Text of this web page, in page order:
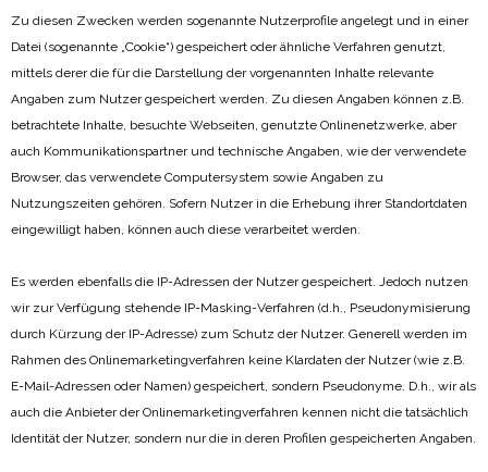
Zu diesen Zwecken werden sogenannte Nutzerprofile angelegt und in einer
Datei (sogenannte „Cookie“) gespeichert oder ähnliche Verfahren genutzt,
mittels derer die für die Darstellung der vorgenannten Inhalte relevante
Angaben zum Nutzer gespeichert werden. Zu diesen Angaben können z.B.
betrachtete Inhalte, besuchte Webseiten, genutzte Onlinenetzwerke, aber
auch Kommunikationspartner und technische Angaben, wie der verwendete
Browser, das verwendete Computersystem sowie Angaben zu
Nutzungszeiten gehören. Sofern Nutzer in die Erhebung ihrer Standortdaten
eingewilligt haben, können auch diese verarbeitet werden.
Es werden ebenfalls die IP-Adressen der Nutzer gespeichert. Jedoch nutzen
wir zur Verfügung stehende IP-Masking-Verfahren (d.h., Pseudonymisierung
durch Kürzung der IP-Adresse) zum Schutz der Nutzer. Generell werden im
Rahmen des Onlinemarketingverfahren keine Klardaten der Nutzer (wie z.B.
E-Mail-Adressen oder Namen) gespeichert, sondern Pseudonyme. D.h., wir als
auch die Anbieter der Onlinemarketingverfahren kennen nicht die tatsächlich
Identität der Nutzer, sondern nur die in deren Profilen gespeicherten Angaben.